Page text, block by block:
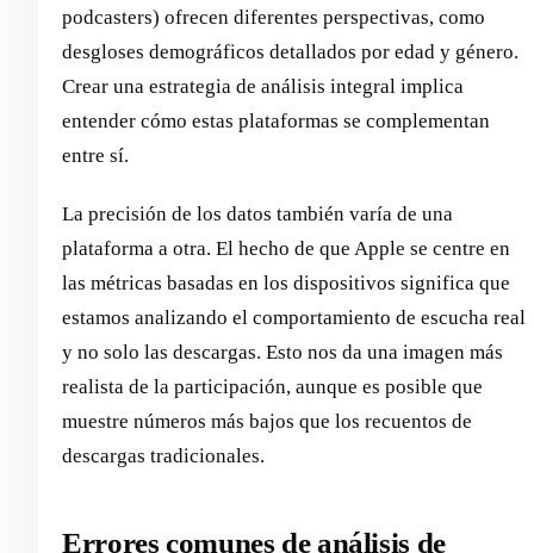
podcasters) ofrecen diferentes perspectivas, como
desgloses demográficos detallados por edad y género.
Crear una estrategia de análisis integral implica
entender cómo estas plataformas se complementan
entre sí.
La precisión de los datos también varía de una
plataforma a otra. El hecho de que Apple se centre en
las métricas basadas en los dispositivos significa que
estamos analizando el comportamiento de escucha real
y no solo las descargas. Esto nos da una imagen más
realista de la participación, aunque es posible que
muestre números más bajos que los recuentos de
descargas tradicionales.
Errores comunes de análisis de